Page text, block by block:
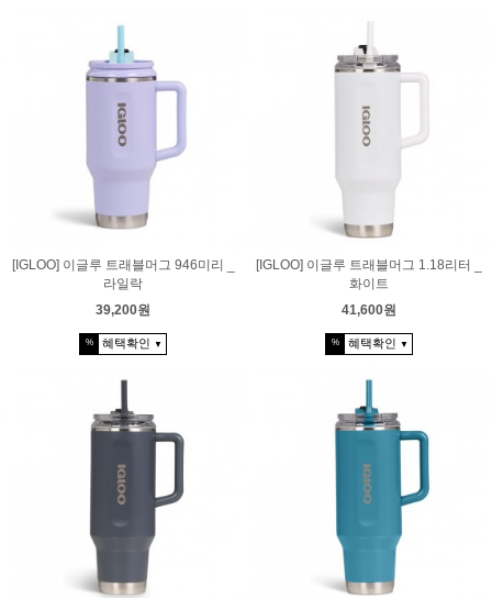
[IGLOO] 이글루 트래블머그 946미리 _
라일락
39,200원
% 혜택확인 ▼
[IGLOO] 이글루 트래블머그 1.18리터 _
화이트
41,600원
% 혜택확인 ▼